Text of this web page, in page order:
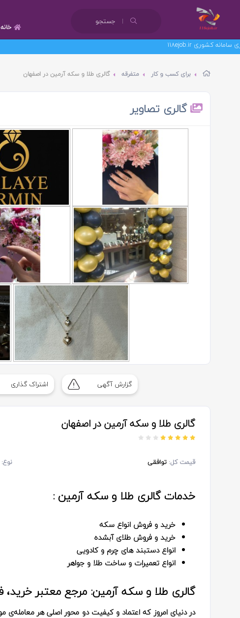
جستجو
خانه
برای کسب و کار متفرقه گالری طلا و سکه آرمین در اصفهان
گالری تصاویر
گزارش آگهی اشتراک گذاری
گالری طلا و سکه آرمین در اصفهان
قیمت کل: توافقی نوع:
خدمات گالری طلا و سکه آرمین :
خرید و فروش انواع سکه
خرید و فروش طلای آبشده
انواع دستبند های چرم و کادویی
انواع تعمیرات و ساخت طلا و جواهر
گالری طلا و سکه آرمین: مرجع معتبر
در دنیای امروز که اعتماد و کیفیت دو محور اصلی هر